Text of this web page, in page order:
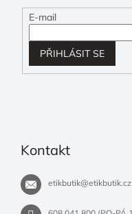
E-mail
PŘIHLÁSIT SE
Kontakt
etikbutik@etikbutik.cz